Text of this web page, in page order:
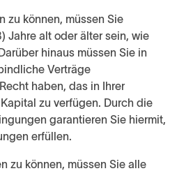
zu können, müssen Sie
Jahre alt oder älter sein, wie
hinaus müssen Sie in
Verträge
haben, das in Ihrer
zu verfügen. Durch die
garantieren Sie hiermit,
erfüllen.
zu können, müssen Sie alle